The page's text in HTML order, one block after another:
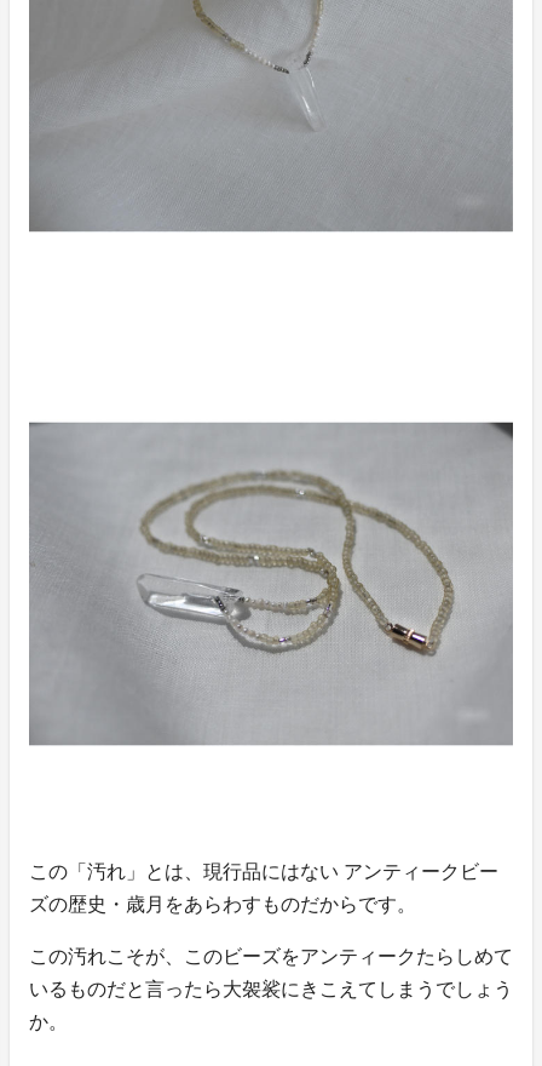
この「汚れ」とは、現行品にはない アンティークビー
ズの歴史・歳月をあらわすものだからです。
この汚れこそが、このビーズをアンティークたらしめて
いるものだと言ったら大袈裟にきこえてしまうでしょう
か。